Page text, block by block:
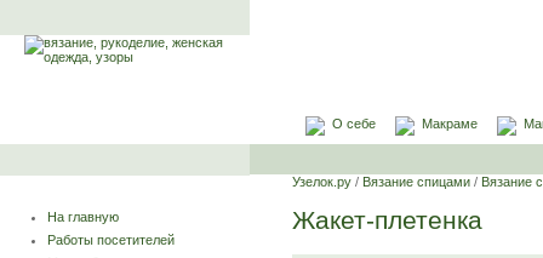
О себе Макраме
На главную
Работы посетителей
Узелок.ру / Вязание спицами / Вязание
Жакет-плетенка